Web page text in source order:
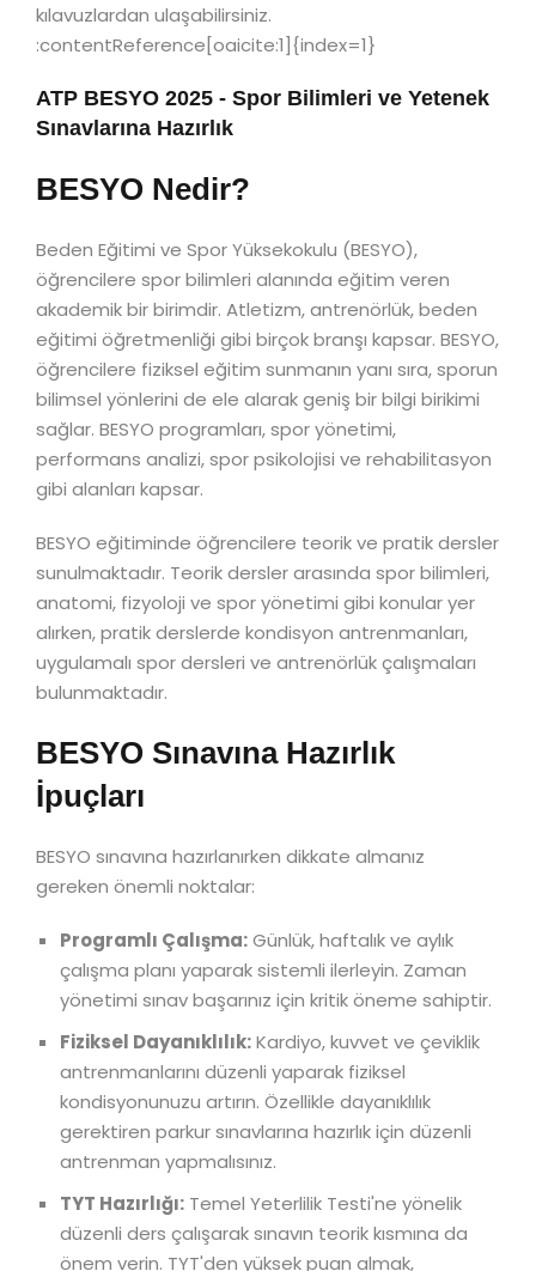
kılavuzlardan ulaşabilirsiniz.
:contentReference[oaicite:1]{index=1}
ATP BESYO 2025 - Spor Bilimleri ve Yetenek
Sınavlarına Hazırlık
BESYO Nedir?
Beden Eğitimi ve Spor Yüksekokulu (BESYO),
öğrencilere spor bilimleri alanında eğitim veren
akademik bir birimdir. Atletizm, antrenörlük, beden
eğitimi öğretmenliği gibi birçok branşı kapsar. BESYO,
öğrencilere fiziksel eğitim sunmanın yanı sıra, sporun
bilimsel yönlerini de ele alarak geniş bir bilgi birikimi
sağlar. BESYO programları, spor yönetimi,
performans analizi, spor psikolojisi ve rehabilitasyon
gibi alanları kapsar.
BESYO eğitiminde öğrencilere teorik ve pratik dersler
sunulmaktadır. Teorik dersler arasında spor bilimleri,
anatomi, fizyoloji ve spor yönetimi gibi konular yer
alırken, pratik derslerde kondisyon antrenmanları,
uygulamalı spor dersleri ve antrenörlük çalışmaları
bulunmaktadır.
BESYO Sınavına Hazırlık
İpuçları
BESYO sınavına hazırlanırken dikkate almanız
gereken önemli noktalar:
Programlı Çalışma:Günlük, haftalık ve aylık
çalışma planı yaparak sistemli ilerleyin. Zaman
yönetimi sınav başarınız için kritik öneme sahiptir.
Fiziksel Dayanıklılık:Kardiyo, kuvvet ve çeviklik
antrenmanlarını düzenli yaparak fiziksel
kondisyonunuzu artırın. Özellikle dayanıklılık
gerektiren parkur sınavlarına hazırlık için düzenli
antrenman yapmalısınız.
TYT Hazırlığı: Temel Yeterlilik Testi'ne yönelik
düzenli ders çalışarak sınavın teorik kısmına da
önem verin. TYT'den yüksek puan almak,